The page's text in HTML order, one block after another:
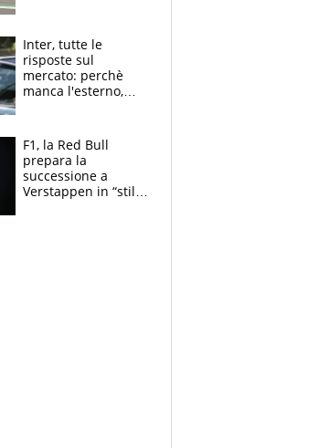
Inter, tutte le
risposte sul
mercato: perchè
manca l'esterno,
vero obiettivo di
Marotta
F1, la Red Bull
prepara la
successione a
Verstappen in “stile